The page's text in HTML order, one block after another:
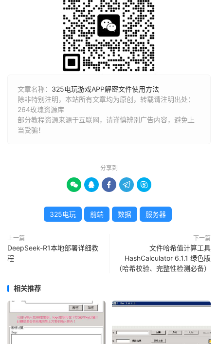
文章名称： 325电玩游戏APP解密文件使用方法
除非特别注明，本站所有文章均为原创，转载请注明出处：
264玫瑰资源库
部分教程资源来源于互联网，请谨慎辨别广告内容，避免上
当受骗！
分享到
    
325电玩 前端 数据 服务器
上一篇
DeepSeek-R1本地部署详细教
程
下一篇
文件哈希值计算工具
HashCalculator 6.1.1 绿色版
（哈希校验、完整性检测必备）
相关推荐